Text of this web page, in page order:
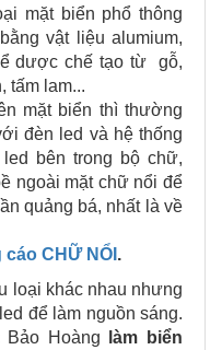
mặt biển phổ thông
vật liệu alumium,
dược chế tạo từ gỗ,
tấm lam...
mặt biển thì thường
đèn led và hệ thống
bên trong bộ chữ,
ngoài mặt chữ nổi để
quảng bá, nhất là về
CHỮ NỔI .
loại khác nhau nhưng
để làm nguồn sáng.
Hoàng
làm biển